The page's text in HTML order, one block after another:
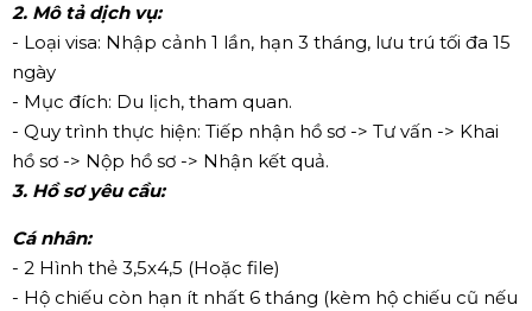
2. Mô tả dịch vụ:
- Loại visa: Nhập cảnh 1 lần, hạn 3 tháng, lưu trú tối đa 15
ngày
- Mục đích: Du lịch, tham quan.
- Quy trình thực hiện: Tiếp nhận hồ sơ -> Tư vấn -> Khai
hồ sơ -> Nộp hồ sơ -> Nhận kết quả.
3. Hồ sơ yêu cầu:
Cá nhân:
- 2 Hình thẻ 3,5x4,5 (Hoặc file)
- Hộ chiếu còn hạn ít nhất 6 tháng (kèm hộ chiếu cũ nếu